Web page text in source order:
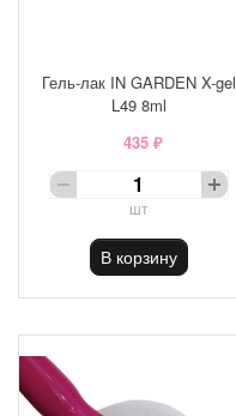
Гель-лак IN GARDEN X-gel
L49 8ml
435 ₽
шт
В корзину